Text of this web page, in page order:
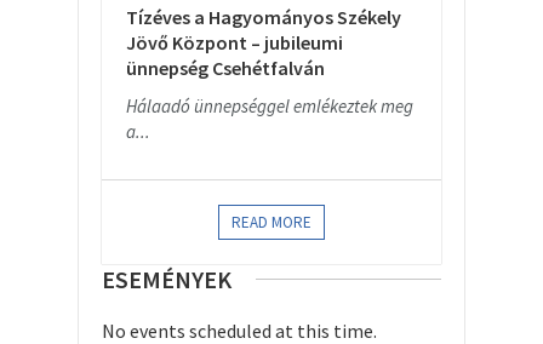
Tízéves a Hagyományos Székely
Jövő Központ – jubileumi
ünnepség Csehétfalván
Hálaadó ünnepséggel emlékeztek meg
a...
READ MORE
ESEMÉNYEK
No events scheduled at this time.